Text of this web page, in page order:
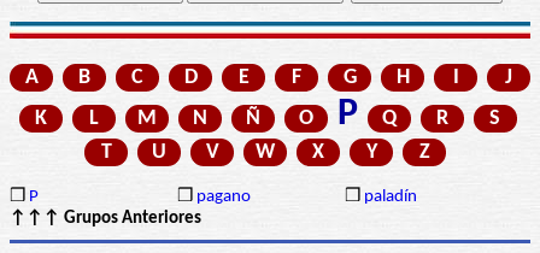
A B C D E F G H I
J
K
L M N Ñ O P Q R
S
T
U V W X Y Z
❒ P ❒ pagano ❒ paladín
↑↑↑ Grupos Anteriores